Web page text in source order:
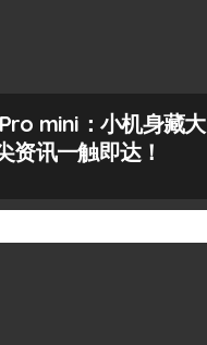
mini：小机身藏大
资讯一触即达！